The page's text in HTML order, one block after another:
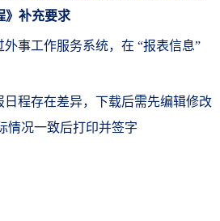
》补充要求
事工作服务系统，在 “报表信息”
程存在差异，下载后需先编辑修改
情况一致后打印并签字